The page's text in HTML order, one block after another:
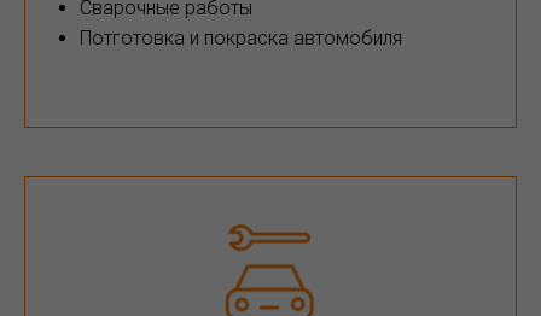
Сварочные работы
Потготовка и покраска автомобиля